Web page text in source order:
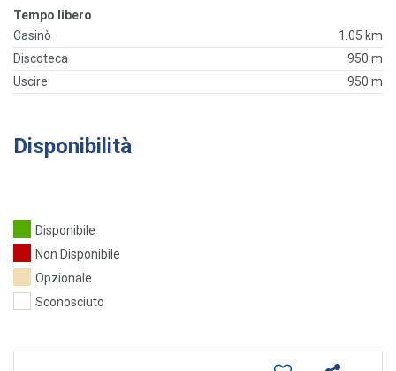
Tempo libero
Casinò
1.05 km
Discoteca
950 m
Uscire
950 m
Disponibilità
Disponibile
Non Disponibile
Opzionale
Sconosciuto